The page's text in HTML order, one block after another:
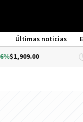
Últimas noticias